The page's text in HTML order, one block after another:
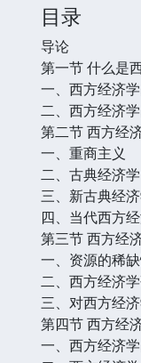
目录
导论
第一节 什么是
一、西方经济
二、西方经济
第二节 西方经
一、重商主义
二、古典经济学
三、新古典经
四、当代西方
第三节 西方经
一、资源的稀
二、西方经济
三、对西方经
第四节 西方经
一、西方经济